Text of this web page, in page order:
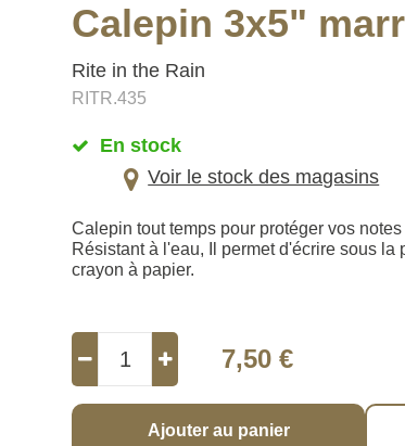
Calepin 3x5"
Rite in the Rain
RITR.435
En stock
Voir le stock des magasins
Calepin tout temps pour protéger vos
Résistant à l'eau, Il permet d'écrire sous la
crayon à papier.
7,50 €
Ajouter au panier